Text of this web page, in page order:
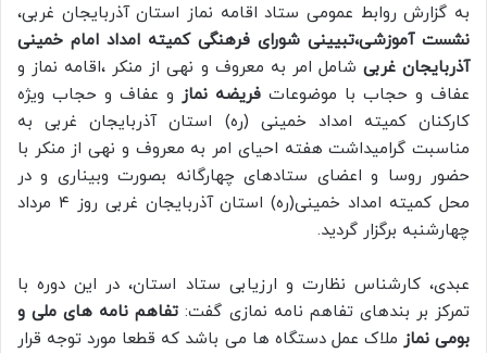
به گزارش روابط عمومی ستاد اقامه نماز استان آذربایجان غربی،
نشست آموزشی،تبیینی شورای فرهنگی کمیته امداد امام خمینی
آذربایجان غربی شامل امر به معروف و نهی از منکر ،اقامه نماز و
عفاف و حجاب با موضوعات فریضه نماز و عفاف و حجاب ویژه
کارکنان کمیته امداد خمینی (ره) استان آذربایجان غربی به
مناسبت گرامیداشت هفته احیای امر به معروف و نهی از منکر با
حضور روسا و اعضای ستادهای چهارگانه بصورت وبیناری و در
محل کمیته امداد خمینی(ره) استان آذربایجان غربی روز ۴ مرداد
چهارشنبه برگزار گردید.
عبدی، کارشناس نظارت و ارزیابی ستاد استان، در این دوره با
تمرکز بر بندهای تفاهم نامه نمازی گفت: تفاهم نامه های ملی و
بومی نماز ملاک عمل دستگاه ها می باشد که قطعا مورد توجه قرار